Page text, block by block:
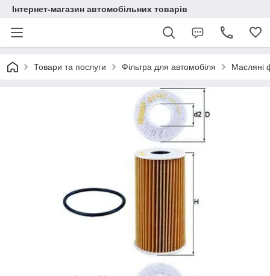
Інтернет-магазин автомобільних товарів
Товари та послуги Фільтра для автомобіля Масляні